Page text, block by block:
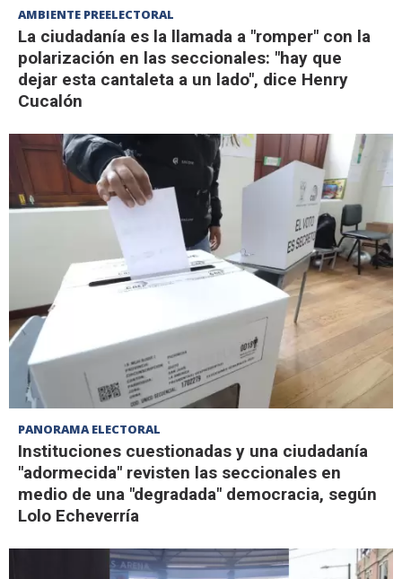
AMBIENTE PREELECTORAL
La ciudadanía es la llamada a "romper" con la
polarización en las seccionales: "hay que
dejar esta cantaleta a un lado", dice Henry
Cucalón
PANORAMA ELECTORAL
Instituciones cuestionadas y una ciudadanía
"adormecida" revisten las seccionales en
medio de una "degradada" democracia, según
Lolo Echeverría